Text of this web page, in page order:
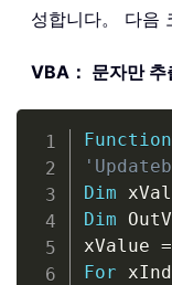
성합니다。 다음
VBA： 문자만
Function
Dim
Dim
xValue =
For